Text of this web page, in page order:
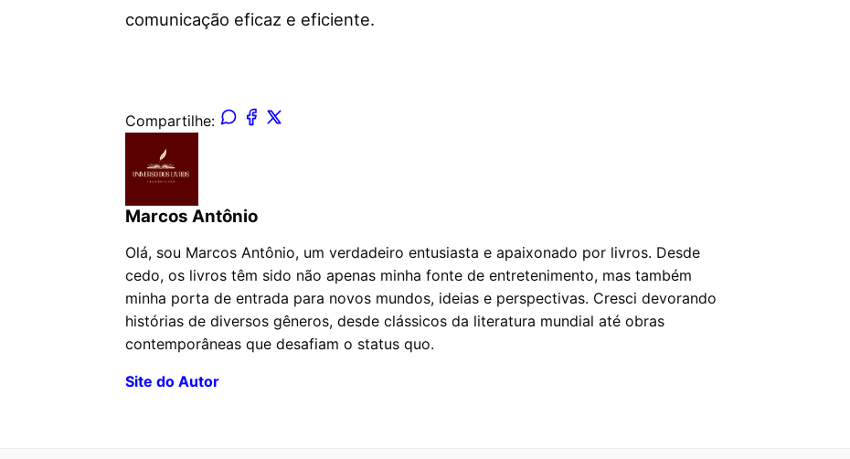
comunicação eficaz e eficiente.
Compartilhe:
Marcos Antônio
Olá, sou Marcos Antônio, um verdadeiro entusiasta e apaixonado por livros. Desde
cedo, os livros têm sido não apenas minha fonte de entretenimento, mas também
minha porta de entrada para novos mundos, ideias e perspectivas. Cresci devorando
histórias de diversos gêneros, desde clássicos da literatura mundial até obras
contemporâneas que desafiam o status quo.
Site do Autor